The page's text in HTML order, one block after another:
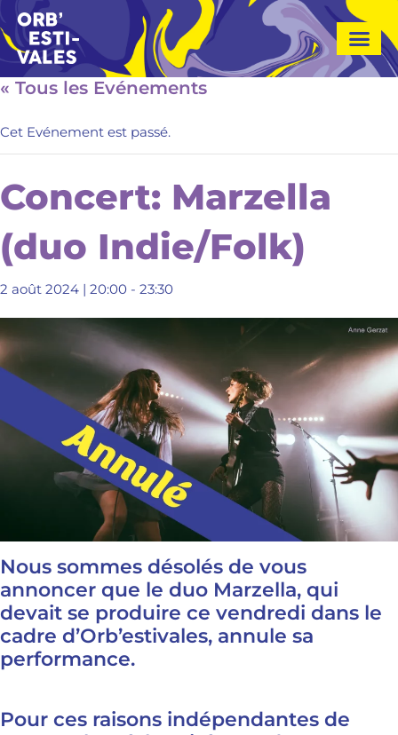
l
e
r
u
c
o
n
e
n
u
« Tous les Evénements
Cet Evénement est passé.
Concert: Marzella
(duo Indie/Folk)
2 août 2024 | 20:00 - 23:30
Nous sommes désolés de vous
annoncer que le duo Marzella, qui
devait se produire ce vendredi dans le
cadre d’Orb’estivales, annule sa
performance.
Pour ces raisons indépendantes de